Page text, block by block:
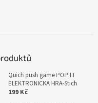
Quich push game POP IT
ELEKTRONICKA HRA-Stich
199 Kč